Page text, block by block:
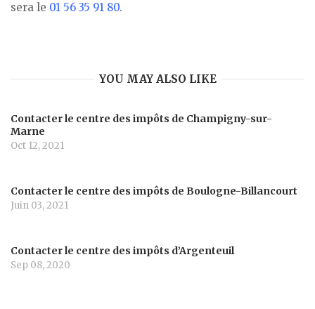
sera le 01 56 35 91 80.
YOU MAY ALSO LIKE
Contacter le centre des impôts de Champigny-sur-
Marne
Oct 12, 2021
Contacter le centre des impôts de Boulogne-Billancourt
Juin 03, 2021
Contacter le centre des impôts d’Argenteuil
Sep 08, 2020